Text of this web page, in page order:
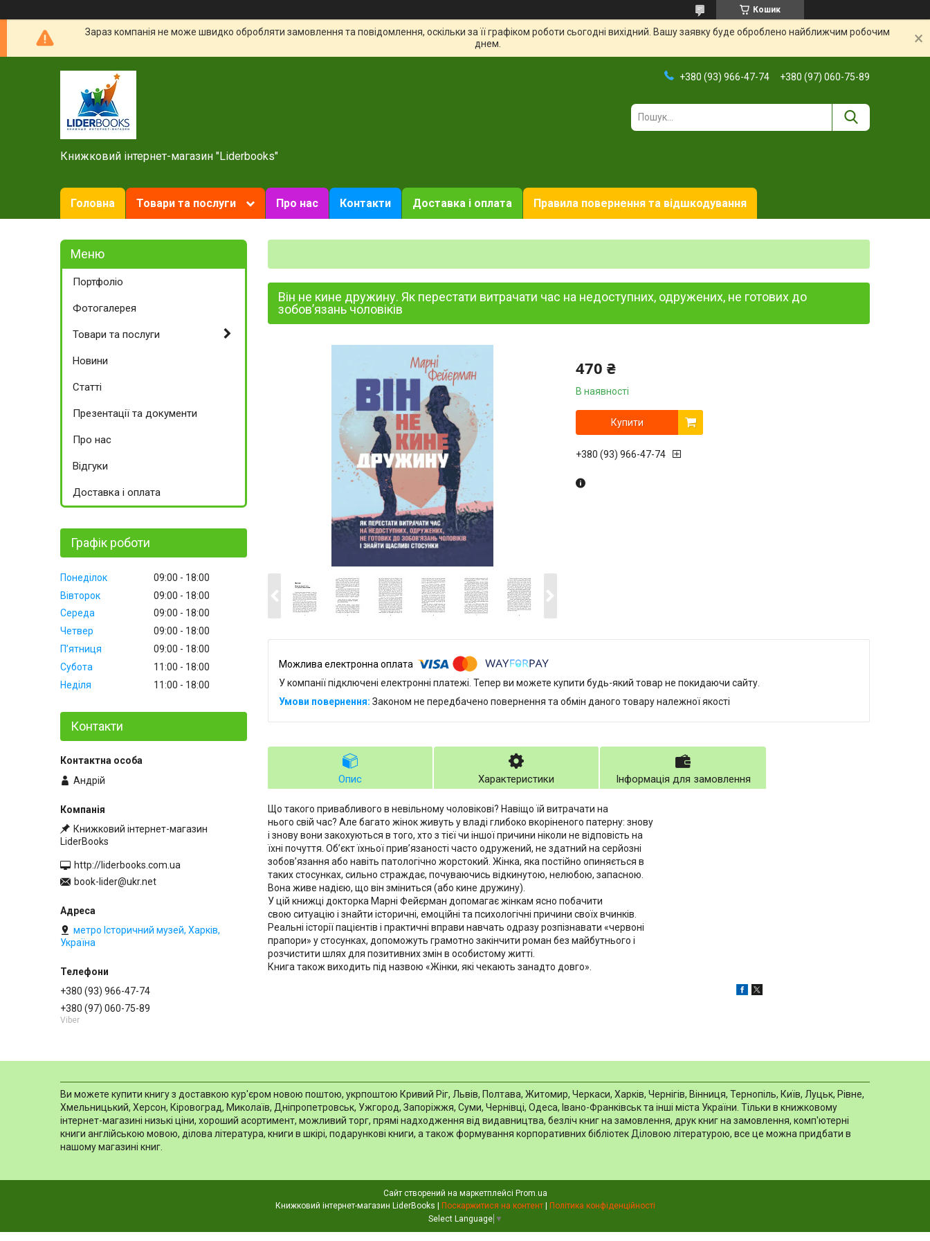
Кошик
Зараз компанія не може швидко обробляти замовлення та повідомлення, оскільки за її графіком роботи сьогодні вихідний. Вашу заявку буде оброблено найближчим робочим
днем.
Книжковий інтернет-магазин "Liderbooks"
+380 (93) 966-47-74 +380 (97) 060-75-89
Головна Товари та послуги Про нас Контакти Доставка і оплата Правила повернення та відшкодування
Він не кине дружину. Як перестати витрачати час на недоступних, одружених, не готових до
зобов’язань чоловіків
470 ₴
В наявності
Купити
+380 (93) 966-47-74
У компанії підключені електронні платежі. Тепер ви можете купити будь-який товар не покидаючи сайту.
Законом не передбачено повернення та обмін даного товару належної якості
Опис Характеристики Інформація для замовлення
Що такого привабливого в невільному чоловікові? Навіщо їй витрачати на
нього свій час? Але багато жінок живуть у владі глибоко вкоріненого патерну: знову
і знову вони закохуються в того, хто з тієї чи іншої причини ніколи не відповість на
їхні почуття. Об’єкт їхньої прив’язаності часто одружений, не здатний на серйозні
зобов’язання або навіть патологічно жорстокий. Жінка, яка постійно опиняється в
таких стосунках, сильно страждає, почуваючись відкинутою, нелюбою, запасною.
Вона живе надією, що він зміниться (або кине дружину).
У цій книжці докторка Марні Фейєрман допомагає жінкам ясно побачити
свою ситуацію і знайти історичні, емоційні та психологічні причини своїх вчинків.
Реальні історії пацієнтів і практичні вправи навчать одразу розпізнавати «червоні
прапори» у стосунках, допоможуть грамотно закінчити роман без майбутнього і
розчистити шлях для позитивних змін в особистому житті.
Книга також виходить під назвою «Жінки, які чекають занадто довго».
Портфоліо
Фотогалерея
Товари та послуги
Новини
Статті
Презентації та документи
Про нас
Відгуки
Доставка і оплата
Графік роботи
Понеділок 09:00
18:00
Вівторок
09:00
18:00
Середа
09:00
18:00
Четвер
09:00
18:00
Пʼятниця
09:00
18:00
Субота
11:00
18:00
Неділя
11:00 18:00
Контакти
Андрій
Книжковий інтернет-магазин
LiderBooks
http://liderbooks.com.ua
book-lider@ukr.net
метро Історичний музей, Харків,
Україна
+380 (93) 966-47-74
+380 (97) 060-75-89
Viber
Ви можете купити книгу з доставкою кур'єром новою поштою, укрпоштою Кривий Ріг, Львів, Полтава, Житомир, Черкаси, Харків, Чернігів, Вінниця, Тернопіль, Київ, Луцьк, Рівне,
Хмельницький, Херсон, Кіровоград, Миколаїв, Дніпропетровськ, Ужгород, Запоріжжя, Суми, Чернівці, Одеса, Івано-Франківськ та інші міста України. Тільки в книжковому
інтернет-магазині низькі ціни, хороший асортимент, можливий торг, прямі надходження від видавництва, безліч книг на замовлення, друк книг на замовлення, комп'ютерні
книги англійською мовою, ділова література, книги в шкірі, подарункові книги, а також формування корпоративних бібліотек Діловою літературою, все це можна придбати в
нашому магазині книг.
Сайт створений на маркетплейсі Prom.ua
Поскаржитися на контент
Політика конфіденційності
Select Language ▼